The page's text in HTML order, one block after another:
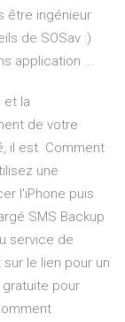
être ingénieur
de SOSav :)
application ...
et la
de votre
il est Comment
une
l'iPhone puis
SMS Backup
service de
le lien pour un
pour